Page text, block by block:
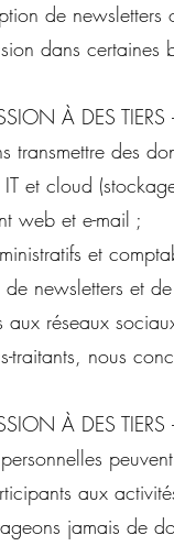
de
dans certaines
À DES TIERS
transmettre des
et cloud
web et e-mail ;
et
de newsletters et
aux réseaux
traitants, nous
À DES TIERS
aux
jamais de